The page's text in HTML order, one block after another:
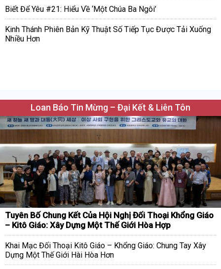
Biết Để Yêu #21: Hiểu Về ‘Một Chúa Ba Ngôi’
Kinh Thánh Phiên Bản Kỹ Thuật Số Tiếp Tục Được Tải Xuống
Nhiều Hơn
Loan Báo Tin Mừng – Đại Kết & Liên Tôn
Tuyên Bố Chung Kết Của Hội Nghị Đối Thoại Khổng Giáo
– Kitô Giáo: Xây Dựng Một Thế Giới Hòa Hợp
Khai Mạc Đối Thoại Kitô Giáo – Khổng Giáo: Chung Tay Xây
Dựng Một Thế Giới Hài Hòa Hơn